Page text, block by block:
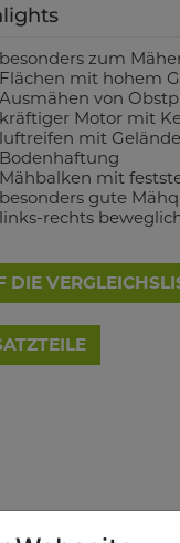
besonders zum
Flächen mit hohem
Ausmähen von
kräftiger Motor mit
luftreifen mit
Bodenhaftung
Mähbalken mit
besonders gute
links-rechts
DIE